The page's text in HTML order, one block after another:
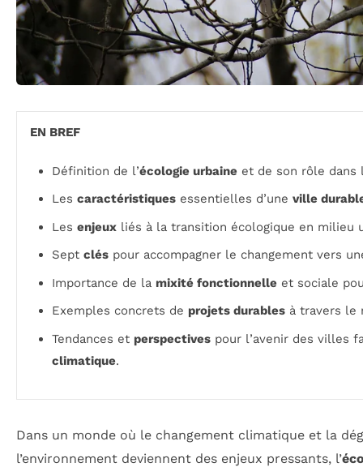
EN BREF
Définition de l’écologie urbaine et de son rôle
Les caractéristiques essentielles d’une ville
Les enjeux liés à la transition écologique en milieu
Sept clés pour accompagner le changement vers
Importance de la mixité fonctionnelle et sociale
Exemples concrets de projets durables à travers le
Tendances et perspectives pour l’avenir des villes
climatique.
Dans un monde où le changement climatique et la
l’environnement deviennent des enjeux pressants, l’